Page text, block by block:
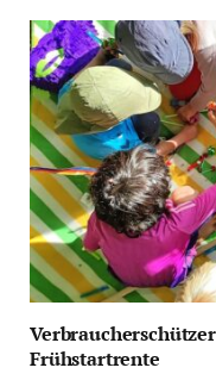
Frühstartrente